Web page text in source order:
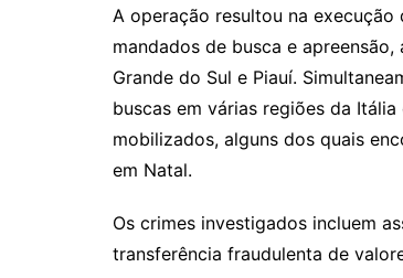
A operação resultou na
mandados de busca e
Grande do Sul e Piauí.
buscas em várias regiões da
mobilizados, alguns dos quais
em Natal.
Os crimes investigados incluem
transferência fraudulenta de